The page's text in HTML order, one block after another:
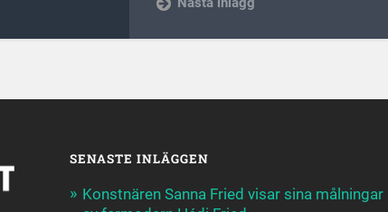
SENASTE INLÄGGEN
Konstnären Sanna Fried visar sina målningar